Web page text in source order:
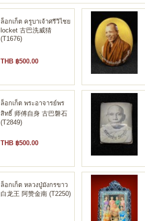
ล็อกเก็ต ครูบาเจ้าศรีวิไชย
locket 古巴洗威猜
(T1676)
THB ฿500.00
ล็อกเก็ต พระอาจารย์พร
สิทธิ์ 师傅自身 古巴磐石
(T2849)
THB ฿500.00
ล็อกเก็ต หลวงปู่มังกรขาว
白龙王 阿赞金南 (T2250)